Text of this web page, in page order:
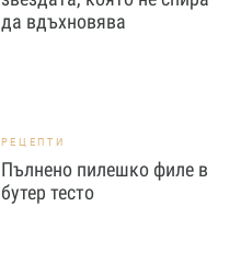
да вдъхновява
РЕЦЕПТИ
Пълнено пилешко филе в
бутер тесто